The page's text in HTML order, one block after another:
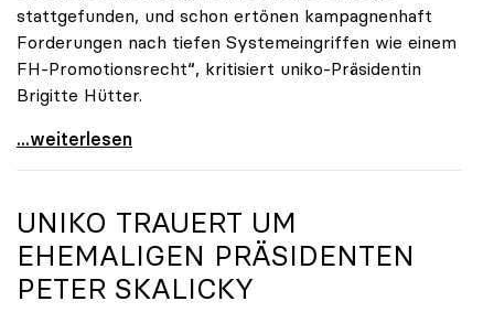
stattgefunden, und schon ertönen kampagnenhaft
Forderungen nach tiefen Systemeingriffen wie einem
FH-Promotionsrecht“, kritisiert uniko-Präsidentin
Brigitte Hütter.
„Deplatzierte Kampagne“: uniko irritiert über
...weiterlesen
UNIKO TRAUERT UM
EHEMALIGEN PRÄSIDENTEN
PETER SKALICKY